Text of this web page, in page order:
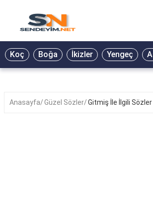
BİYOGRAFİ
GALERİ
Koç Boğa İkizler Yengeç
Anasayfa Güzel Sözler Gitmiş İle İlgili Sözler